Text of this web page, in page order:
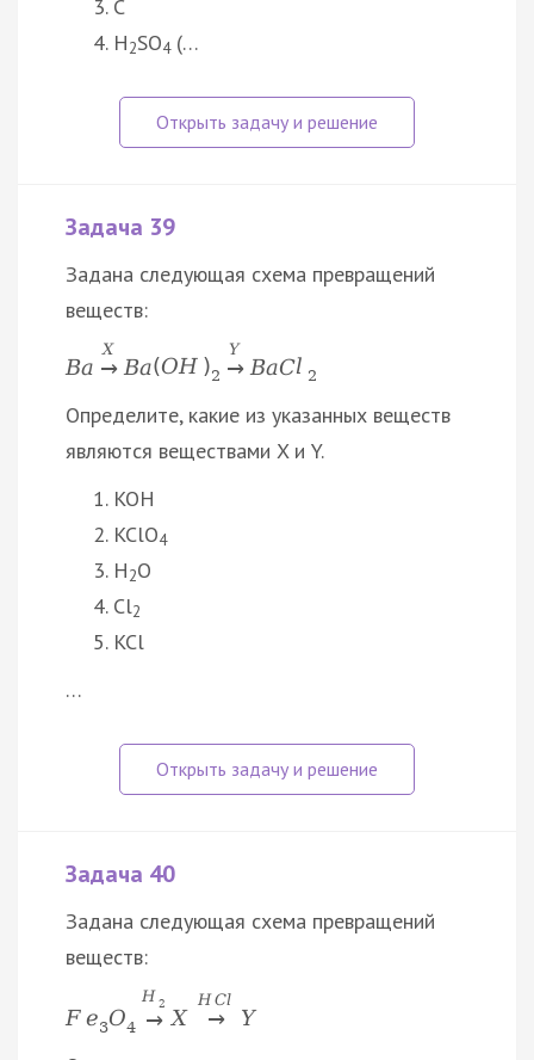
C
H2SO4(…
Задача 39
Задана следующая схема превращений
веществ:
Ba
X
→ Ba(OH )2
Y
→ BaCl 2
Определите, какие из указанных веществ
являются веществами X и Y.
KOH
KClO4
H2O
Cl2
KCl
…
Задача 40
Задана следующая схема превращений
веществ:
Fe3O4
H 2
→ X
HCl
→ Y